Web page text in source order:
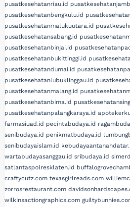
pusatkesehatanriau.id
pusatkesehatanbengkulu.id
pusatkesehatanmalukuutara.id
pusatkesehatansabang.id
pusatkesehatanbinjai.id
pusatkesehatanbukittinggi.id
pusatkesehatandumai.id
pusatkesehatanlubuklinggau.id
pusatkesehatanmalang.id
pusatkesehatanbima.id
pusatkesehatanpalangkaraya.id
farmasiuad.id pecintabudaya.id
senibudaya.id penikmatbudaya.id
senibudayaislam.id
wartabudayasanggau.id sribudaya.id
satlantaspolresklaten.id
craftycutz.com texasgirlreads.com
zorrosrestaurant.com
wilkinsactiongraphics.com